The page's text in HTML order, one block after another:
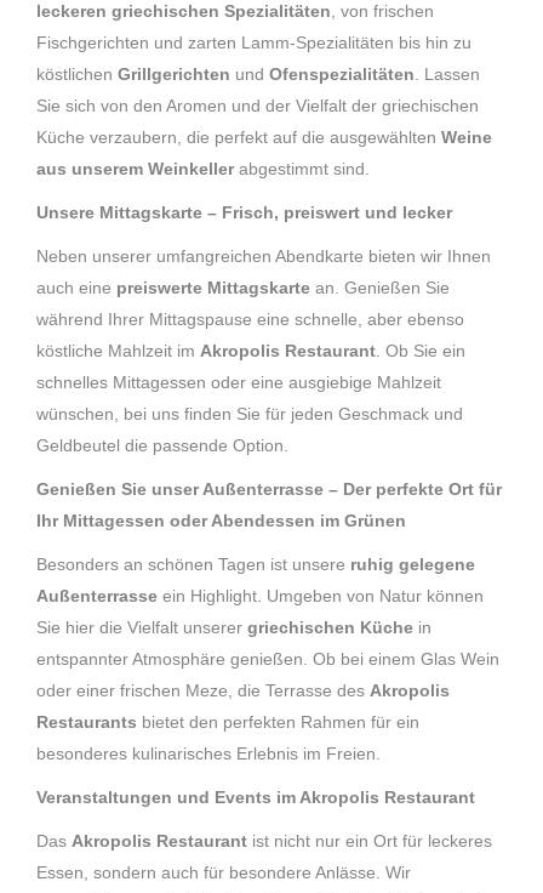
leckeren griechischen Spezialitäten , von frischen
Fischgerichten und zarten Lamm-Spezialitäten bis hin zu
köstlichen Grillgerichten und Ofenspezialitäten . Lassen
Sie sich von den Aromen und der Vielfalt der griechischen
Küche verzaubern, die perfekt auf die ausgewählten Weine
aus unserem Weinkellerabgestimmt sind.
Unsere Mittagskarte – Frisch, preiswert und lecker
Neben unserer umfangreichen Abendkarte bieten wir Ihnen
auch eine preiswerte Mittagskarte an. Genießen Sie
während Ihrer Mittagspause eine schnelle, aber ebenso
köstliche Mahlzeit im Akropolis Restaurant . Ob Sie ein
schnelles Mittagessen oder eine ausgiebige Mahlzeit
wünschen, bei uns finden Sie für jeden Geschmack und
Geldbeutel die passende Option.
Genießen Sie unser Außenterrasse – Der perfekte Ort für
Ihr Mittagessen oder Abendessen im Grünen
Besonders an schönen Tagen ist unsere ruhig gelegene
Außenterrasse ein Highlight. Umgeben von Natur können
Sie hier die Vielfalt unserer griechischen Küche in
entspannter Atmosphäre genießen. Ob bei einem Glas Wein
oder einer frischen Meze, die Terrasse des Akropolis
Restaurants bietet den perfekten Rahmen für ein
besonderes kulinarisches Erlebnis im Freien.
Veranstaltungen und Events im Akropolis Restaurant
Das Akropolis Restaurant ist nicht nur ein Ort für leckeres
Essen, sondern auch für besondere Anlässe. Wir